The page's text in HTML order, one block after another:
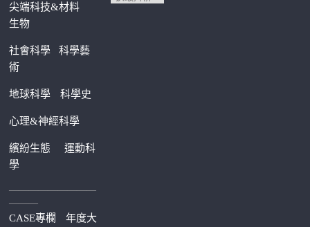
尖端科技&材料
生物
社會科學科學藝
術
地球科學 科學史
心理&神經科學
繽紛生態運動科
學
—————————
———
CASE專欄 年度大